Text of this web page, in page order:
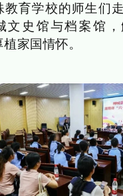
教育学校的师生们
文史馆与档案馆
家国情怀。